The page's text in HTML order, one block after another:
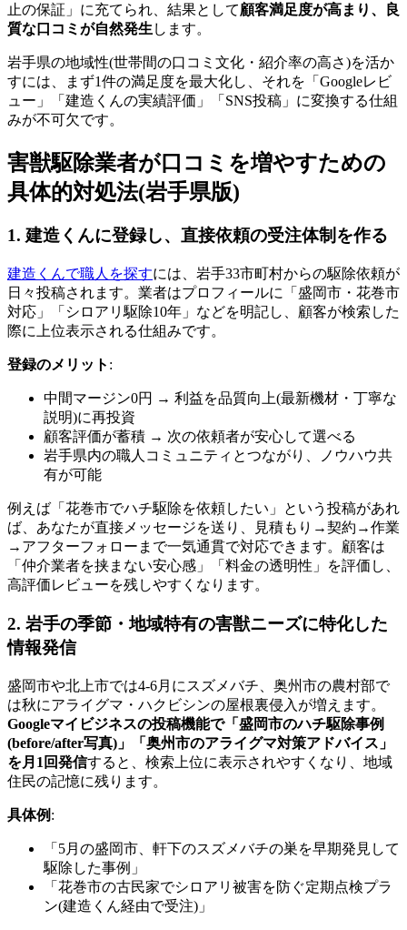
止の保証」に充てられ、結果として顧客満足度が高まり、良
質な口コミが自然発生 します。
岩手県の地域性(世帯間の口コミ文化・紹介率の高さ)を活か
すには、まず1件の満足度を最大化し、それを「Googleレビ
ュー」「建造くんの実績評価」「SNS投稿」に変換する仕組
みが不可欠です。
害獣駆除業者が口コミを増やすための
具体的対処法(岩手県版)
1. 建造くんに登録し、直接依頼の受注体制を作る
建造くんで職人を探すには、岩手33市町村からの駆除依頼が
日々投稿されます。業者はプロフィールに「盛岡市・花巻市
対応」「シロアリ駆除10年」などを明記し、顧客が検索した
際に上位表示される仕組みです。
登録のメリット :
中間マージン0円 → 利益を品質向上(最新機材・丁寧な
説明)に再投資
顧客評価が蓄積 → 次の依頼者が安心して選べる
岩手県内の職人コミュニティとつながり、ノウハウ共
有が可能
例えば「花巻市でハチ駆除を依頼したい」という投稿があれ
ば、あなたが直接メッセージを送り、見積もり→契約→作業
→アフターフォローまで一気通貫で対応できます。顧客は
「仲介業者を挟まない安心感」「料金の透明性」を評価し、
高評価レビューを残しやすくなります。
2. 岩手の季節・地域特有の害獣ニーズに特化した
情報発信
盛岡市や北上市では4-6月にスズメバチ、奥州市の農村部で
は秋にアライグマ・ハクビシンの屋根裏侵入が増えます。
Googleマイビジネスの投稿機能で「盛岡市のハチ駆除事例
(before/after写真)」「奥州市のアライグマ対策アドバイス」
を月1回発信すると、検索上位に表示されやすくなり、地域
住民の記憶に残ります。
具体例 :
「5月の盛岡市、軒下のスズメバチの巣を早期発見して
駆除した事例」
「花巻市の古民家でシロアリ被害を防ぐ定期点検プラ
ン(建造くん経由で受注)」